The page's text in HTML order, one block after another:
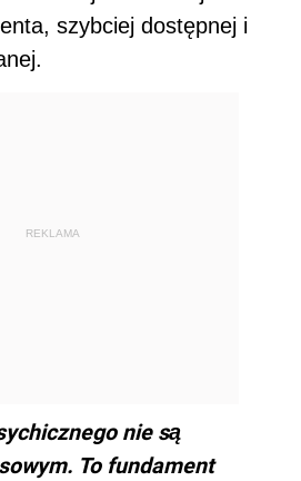
szybciej dostępnej i
REKLAMA
nie są
To fundament